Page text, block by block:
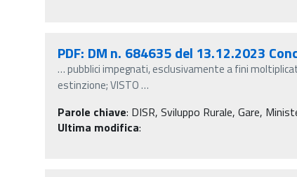
PDF: DM n. 684635 del 13.12.2023
…pubblici impegnati, esclusivamente a fini
estinzione; VISTO…
Parole chiave: DISR, Sviluppo Rurale, Gare,
Ultima modifica: